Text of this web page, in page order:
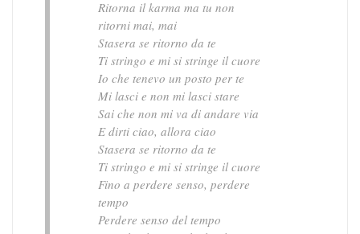
Ritorna il karma ma tu non
ritorni mai, mai
Stasera se ritorno da te
Ti stringo e mi si stringe il cuore
Io che tenevo un posto per te
Mi lasci e non mi lasci stare
Sai che non mi va di andare via
E dirti ciao, allora ciao
Stasera se ritorno da te
Ti stringo e mi si stringe il cuore
Fino a perdere senso, perdere
tempo
Perdere senso del tempo